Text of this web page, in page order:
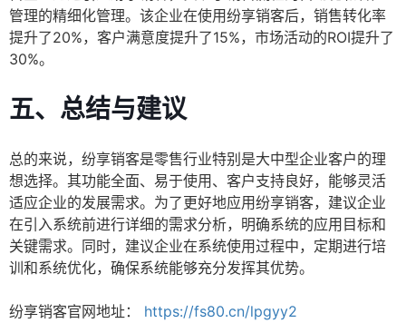
管理的精细化管理。该企业在使用纷享销客后，销售转化率
提升了20%，客户满意度提升了15%，市场活动的ROI提升了
30%。
五、总结与建议
总的来说，纷享销客是零售行业特别是大中型企业客户的理
想选择。其功能全面、易于使用、客户支持良好，能够灵活
适应企业的发展需求。为了更好地应用纷享销客，建议企业
在引入系统前进行详细的需求分析，明确系统的应用目标和
关键需求。同时，建议企业在系统使用过程中，定期进行培
训和系统优化，确保系统能够充分发挥其优势。
纷享销客官网地址： https://fs80.cn/lpgyy2